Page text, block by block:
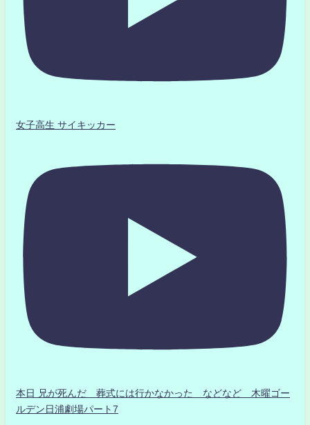
女子高生 サイキッカー
本日 兄が死んだ 葬式には行かなかった などなど 木曜ゴー
ルデン日浦劇場パート7